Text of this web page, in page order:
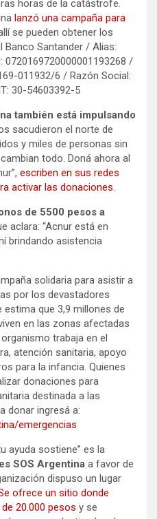
horas de la catástrofe.
lanzó una campaña para
se pueden obtener los
Santander / Alias:
0720169720000001193268 /
011932/6 / Razón Social:
30-54603392-5
también está impulsando
sacudieron el norte de
y miles de personas sin
todo. Doná ahora al
escriben en sus redes
activar las donaciones
de 5500 pesos a
aclara: “Acnur está en
brindando asistencia
solidaria para asistir a
por los devastadores
que 3,9 millones de
en las zonas afectadas
trabaja en el
atención sanitaria, apoyo
para la infancia. Quienes
donaciones para
destinada a las
donar ingresá a:
emergencias
ayuda sostiene” es la
SOS Argentina a favor de
dispuso un lugar
ofrece un sitio donde
20.000 pesos y se